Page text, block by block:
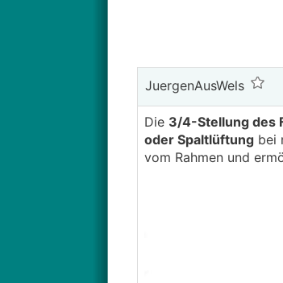
JuergenAusWels
Die 3/4-Stellung des
oder Spaltlüftungbei
vom Rahmen und